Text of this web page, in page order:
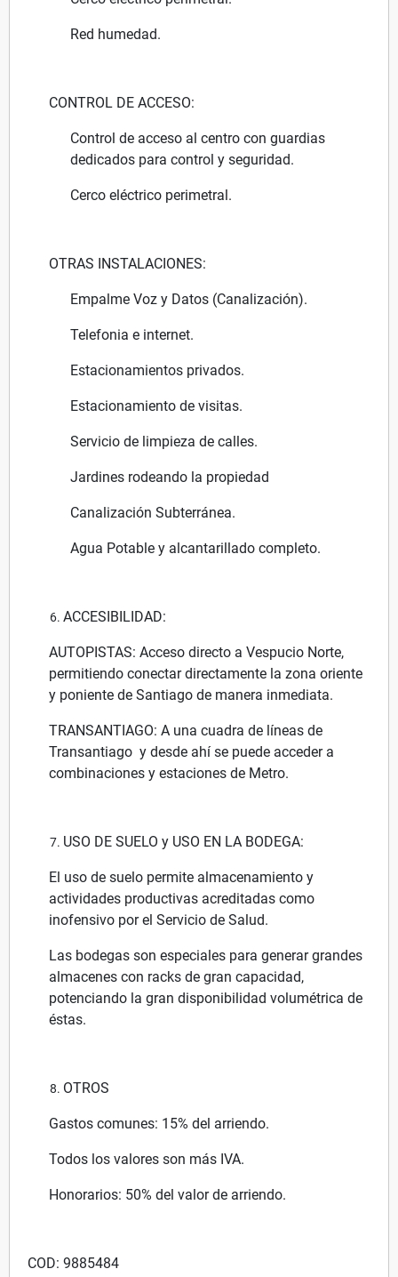
Red humedad.
CONTROL DE ACCESO:
Control de acceso al centro con guardias
dedicados para control y seguridad.
Cerco eléctrico perimetral.
OTRAS INSTALACIONES:
Empalme Voz y Datos (Canalización).
Telefonia e internet.
Estacionamientos privados.
Estacionamiento de visitas.
Servicio de limpieza de calles.
Jardines rodeando la propiedad
Canalización Subterránea.
Agua Potable y alcantarillado completo.
ACCESIBILIDAD:
AUTOPISTAS: Acceso directo a Vespucio Norte,
permitiendo conectar directamente la zona oriente
y poniente de Santiago de manera inmediata.
TRANSANTIAGO: A una cuadra de líneas de
Transantiago y desde ahí se puede acceder a
combinaciones y estaciones de Metro.
USO DE SUELO y USO EN LA BODEGA:
El uso de suelo permite almacenamiento y
actividades productivas acreditadas como
inofensivo por el Servicio de Salud.
Las bodegas son especiales para generar grandes
almacenes con racks de gran capacidad,
potenciando la gran disponibilidad volumétrica de
éstas.
OTROS
Gastos comunes: 15% del arriendo.
Todos los valores son más IVA.
Honorarios: 50% del valor de arriendo.
COD: 9885484